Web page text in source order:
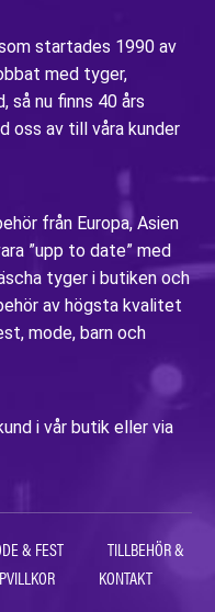
startades 1990 av
med tyger,
så nu finns 40 års
oss av till våra kunder
från Europa, Asien
”upp to date” med
tyger i butiken och
av högsta kvalitet
mode, barn och
i vår butik eller via
& FEST
TILLBEHÖR &
KONTAKT